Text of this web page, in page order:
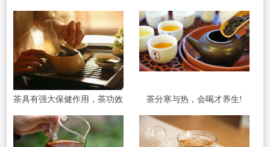
茶具有强大保健作用，茶功效 茶分寒与热，会喝才养生!